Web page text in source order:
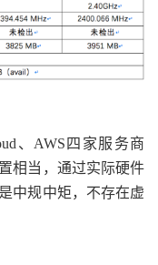
、AWS四家服务商
相当，通过实际硬件
中规中矩，不存在虚